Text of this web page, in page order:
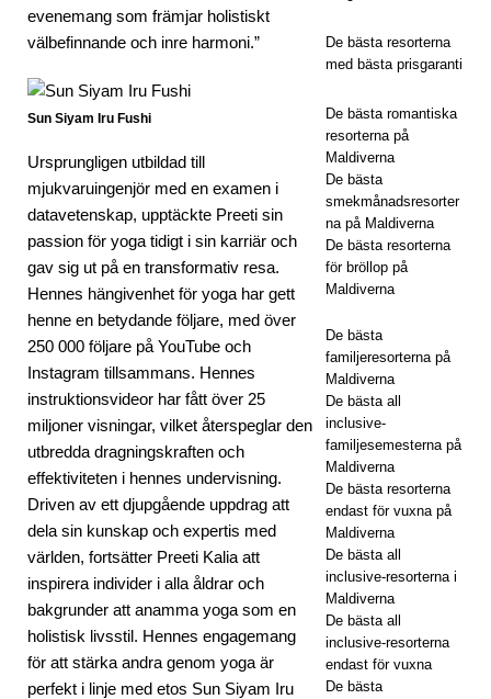
ÄRN
IGA
HOT
H
ORT
ER
nov
emb
er
evenemang som främjar holistiskt
välbefinnande och inre harmoni.”
Sun Siyam Iru Fushi
Ursprungligen utbildad till
mjukvaruingenjör med en examen i
datavetenskap, upptäckte Preeti sin
passion för yoga tidigt i sin karriär och
gav sig ut på en transformativ resa.
Hennes hängivenhet för yoga har gett
henne en betydande följare, med över
250 000 följare på YouTube och
Instagram tillsammans. Hennes
instruktionsvideor har fått över 25
miljoner visningar, vilket återspeglar den
utbredda dragningskraften och
effektiviteten i hennes undervisning.
Driven av ett djupgående uppdrag att
dela sin kunskap och expertis med
världen, fortsätter Preeti Kalia att
inspirera individer i alla åldrar och
bakgrunder att anamma yoga som en
holistisk livsstil. Hennes engagemang
för att stärka andra genom yoga är
perfekt i linje med etos Sun Siyam Iru
De bästa resorterna
med bästa prisgaranti
De bästa romantiska
resorterna på
Maldiverna
De bästa
smekmånadsresorter
na på Maldiverna
De bästa resorterna
för bröllop på
Maldiverna
De bästa
familjeresorterna på
Maldiverna
De bästa all
inclusive-
familjesemesterna på
Maldiverna
De bästa resorterna
endast för vuxna på
Maldiverna
De bästa all
inclusive-resorterna i
Maldiverna
De bästa all
inclusive-resorterna
endast för vuxna
De bästa